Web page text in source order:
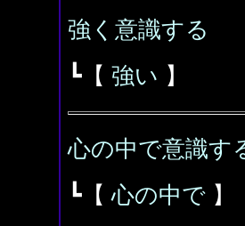
強く意識する
┗【 強い 】
心の中で意識す
┗【心の中で 】